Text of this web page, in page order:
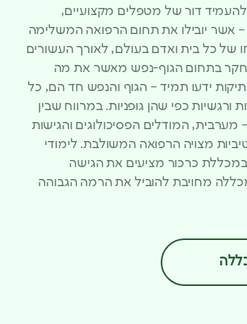
דור של מטפלים מקצועיים,
– אשר יובילו את תחום הרפואה המשלימה
של כל בית ואדם בעולם, לאורך העשורים
בתחום הגוף-נפש מאשר את מה
ידעו תמיד – הגוף והנפש חד הם, כל
ורגשיות כפי שהן גופניות. במרווח שבין
מערבית, המודלים הפסיכולוגים והגישות
מצויה הרפואה המשולבת. לימודי
כרכור מציעים את הגישה
מחויבת להוביל את הרמה הגבוהה